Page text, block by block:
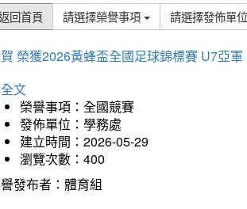
回首頁 請選擇榮譽事項 請選擇發佈單位
榮獲2026黃蜂盃全國足球錦標賽 U7亞
文
榮譽事項：全國競賽
發佈單位：學務處
建立時間：2026-05-29
瀏覽次數：400
發布者：體育組